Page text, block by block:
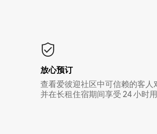
放心预订
查看爱彼迎社区中可信赖的客人
并在长租住宿期间享受 24 小时用